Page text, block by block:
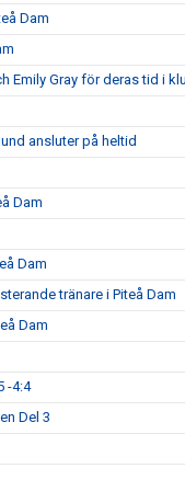
Dam
Emily Gray för deras tid i
ansluter på heltid
Dam
Dam
tränare i Piteå Dam
Dam
-4:4
Del 3